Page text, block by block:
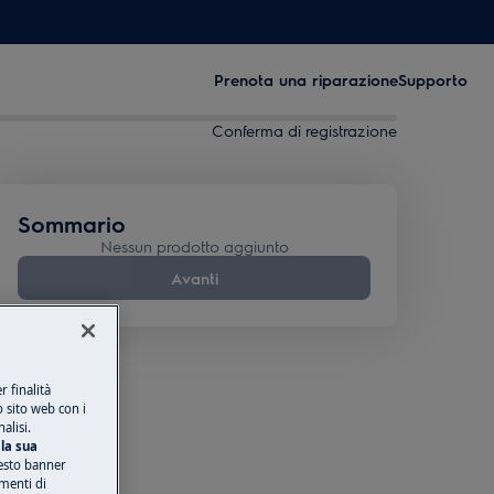
Prenota una riparazioneSupporto
Conferma di registrazione
Sommario
Nessun prodotto aggiunto
Avanti
finalità
web con i
sua
banner
di